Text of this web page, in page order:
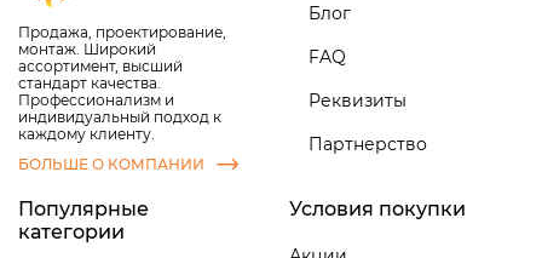
Продажа, проектирование,
монтаж. Широкий
ассортимент, высший
стандарт качества.
Профессионализм и
индивидуальный подход к
каждому клиенту.
БОЛЬШЕ О КОМПАНИИ
Блог
FAQ
Реквизиты
Партнерство
Популярные
категории
Условия покупки